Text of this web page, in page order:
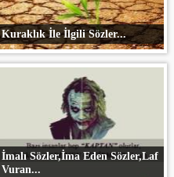
Kuraklık İle İlgili Sözler...
İmalı Sözler,İma Eden Sözler,Laf
Vuran...